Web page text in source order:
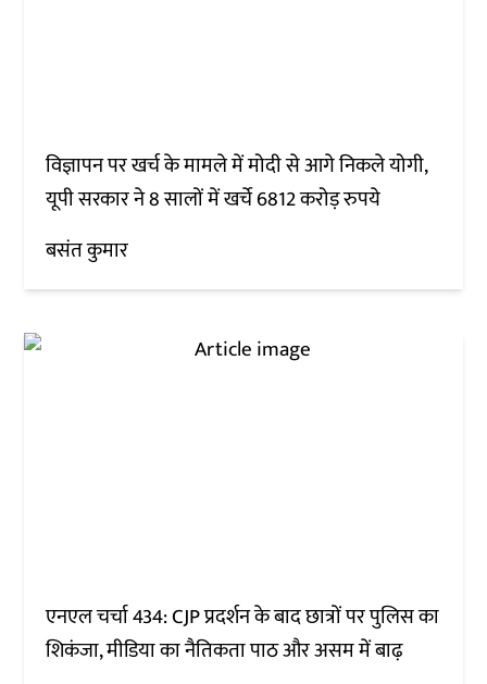
विज्ञापन पर खर्च के मामले में मोदी से आगे निकले योगी,
यूपी सरकार ने 8 सालों में खर्चे 6812 करोड़ रुपये
बसंत कुमार
एनएल चर्चा 434: CJP प्रदर्शन के बाद छात्रों पर पुलिस का
शिकंजा, मीडिया का नैतिकता पाठ और असम में बाढ़